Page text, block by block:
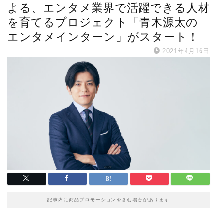
よる、エンタメ業界で活躍できる人材
を育てるプロジェクト「青木源太の
エンタメインターン」がスタート！
2021年4月16日
記事内に商品プロモーションを含む場合があります